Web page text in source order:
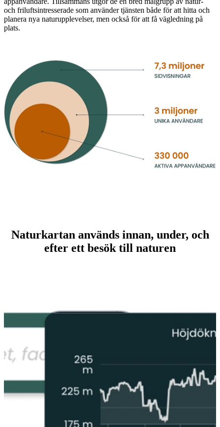
och friluftsintresserade som använder tjänsten både för att hitta och
planera nya naturupplevelser, men också för att få vägledning på
plats.
Naturkartan används innan, under, och
efter ett besök till naturen